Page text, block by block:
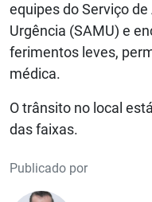
equipes do Serviço
Urgência (SAMU) e
ferimentos leves,
médica.
O trânsito no local
das faixas.
Publicado por